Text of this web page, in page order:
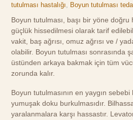
tutulması hastalığı, Boyun tutulması
Boyun tutulması, başı bir yöne
güçlük hissedilmesi olarak tarif
vakit, baş ağrısı, omuz ağrısı ve /
olabilir. Boyun tutulması sonrasında
üstünden arkaya bakmak için tüm
zorunda kalır.
Boyun tutulmasının en yaygın
yumuşak doku burkulmasıdır.
yaralanmalara karşı hassastır.